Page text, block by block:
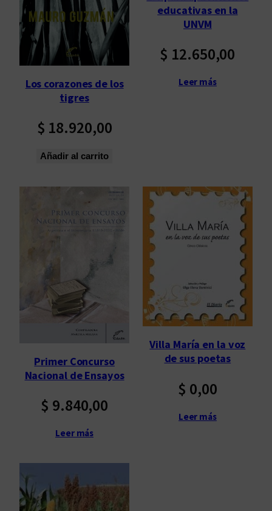
o
s
ú
l
t
m
s
Los corazones de los
tigres
$ 18.920,00
Añadir al carrito
educativas en la
UNVM
$ 12.650,00
Leer más
Primer Concurso
Nacional de Ensayos
$ 9.840,00
Leer más
Villa María en la voz
de sus poetas
$ 0,00
Leer más